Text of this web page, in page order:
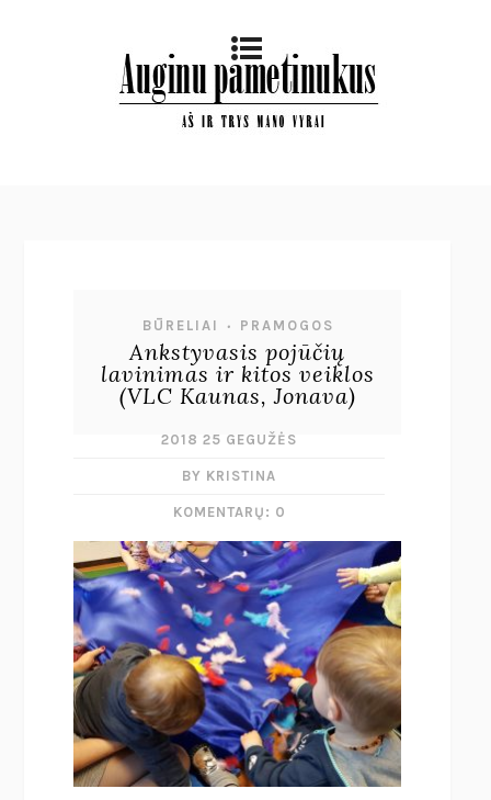
BŪRELIAI • PRAMOGOS
Ankstyvasis pojūčių
lavinimas ir kitos veiklos
(VLC Kaunas, Jonava)
2018 25 GEGUŽĖS
BY KRISTINA
KOMENTARŲ: 0